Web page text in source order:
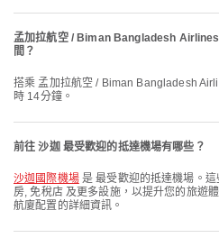
孟加拉航空 / Biman Bangladesh
間？
搭乘 孟加拉航空 / Biman Bangladesh Airlines 前往 沙迦 的飛行時間約為 5小
時 14分鐘。
前往 沙迦 最受歡迎的抵達機場有哪些？
沙迦國際機場是 最受歡迎的抵達機場。
房, 免稅店 及更多設施，以提升您的旅遊
航廈配置的詳細資訊。